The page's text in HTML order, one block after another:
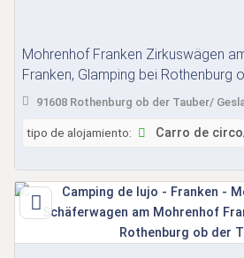
Mohrenhof Franken Zirkuswägen
Franken, Glamping bei Rothenburg
91608 Rothenburg ob der Tauber/
tipo de alojamiento: Carro de